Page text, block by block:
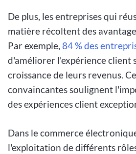
De plus, les entreprises qui
matière récoltent des
Par exemple, 84 % des
d'améliorer l'expérience client
croissance de leurs revenus.
convaincantes soulignent
des expériences client
Dans le commerce
l'exploitation de différents